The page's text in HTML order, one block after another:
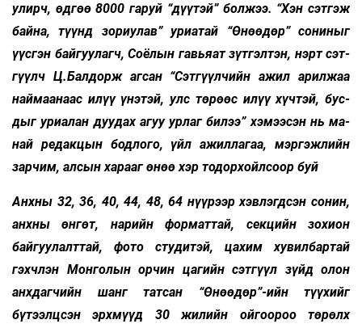
улирч, өдгөө 8000 гаруй “дүү­тэй” болжээ. “Хэн сэт­гэж
байна, түүнд зориулав” уриатай “Өнөөдөр” сониныг
үүс­гэн байгуулагч, Соёлын гавьяат зүтгэлтэн, нэрт сэт­
гүүлч Ц.Балдорж агсан “Сэтгүүл­чийн ажил арил­жаа
най­маанаас илүү үнэ­тэй, улс төрөөс илүү хүчтэй, бус­
дыг уриалан дуу­дах агуу урлаг билээ” хэмээсэн нь ма­
най ре­дакцын бодлого, үйл ажиллагаа, мэргэжлийн
зарчим, алсын харааг өнөө хэр тодорхойлсоор буй
Анхны 32, 36, 40, 44, 48, 64 нүүрээр хэвлэгдсэн со­нин,
анхны өнгөт, нарийн форматтай, секцийн зо­хион
байгуу­лалт­тай, фото студи­тэй, цахим хувилбартай
гэхчлэн Монголын орчин цагийн сэт­гүүл зүйд олон
анх­дагчийн шанг татсан “Өнөөдөр”-ийн түүхийг
бүтээлцсэн эрхмүүд 30 жи­лийн ойгоороо төрөлх